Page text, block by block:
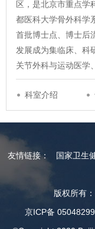
区，是北京市重点学
都医科大学骨外科学
首批博士点、博士后
发展成为集临床、科
关节外科与运动医学
科室介绍
友情链接： 国家卫生
版权所有
京ICP备